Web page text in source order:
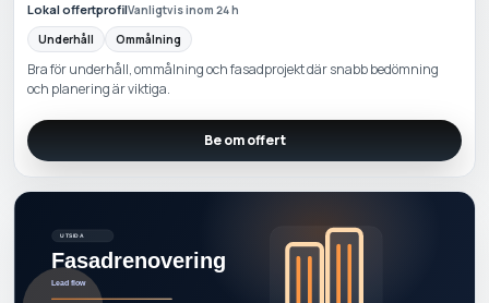
Lokal offertprofilVanligtvis inom 24 h
Underhåll
Ommålning
Bra för underhåll, ommålning och fasadprojekt där snabb bedömning
och planering är viktiga.
Be om offert